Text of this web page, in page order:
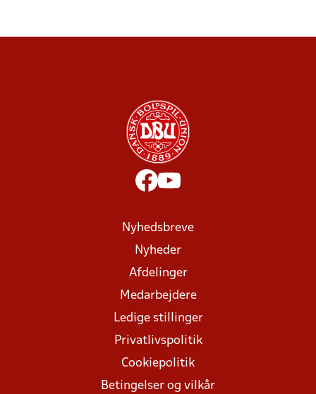
Nyhedsbreve
Nyheder
Afdelinger
Medarbejdere
Ledige stillinger
Privatlivspolitik
Cookiepolitik
Betingelser og vilkår